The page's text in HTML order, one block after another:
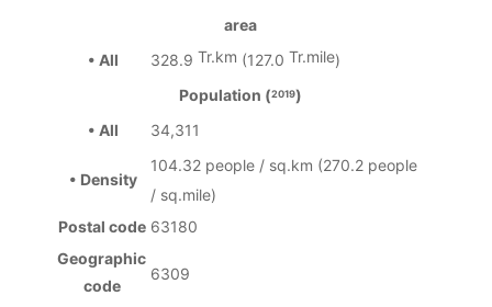
area
• All
328.9 Tr.km (127.0 Tr.mile)
Population (2019)
• All
34,311
• Density
104.32 people / sq.km (270.2 people
/ sq.mile)
Postal code 63180
Geographic
code
6309